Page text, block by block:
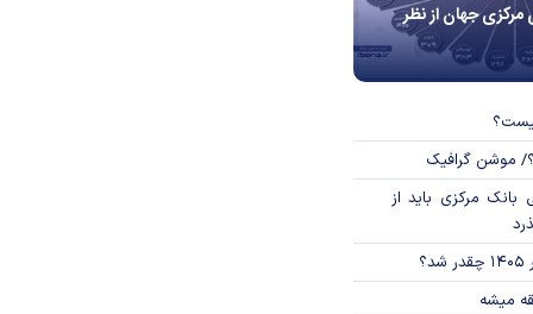
مرکزی جهان از نظر
موشن گرافیک
مرکزی باید از
میشه